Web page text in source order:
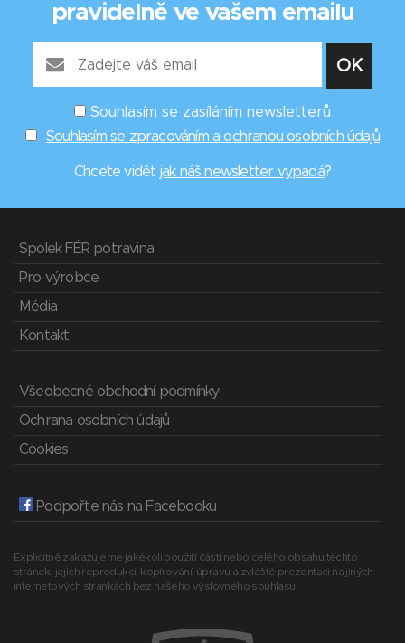
pravidelně ve vašem emailu
Souhlasím se zasíláním newsletterů
Souhlasím se zpracováním a ochranou osobních údajů
Chcete vidět jak náš newsletter vypadá?
Spolek FÉR potravina
Pro výrobce
Média
Kontakt
Všeobecné obchodní podmínky
Ochrana osobních údajů
Cookies
Podpořte nás na Facebooku
Explicitně zakazujeme jakékoli použití části nebo celého obsahu těchto
stránek, jejich reprodukci, kopírování, úpravu a zvláště prezentaci na jiných
internetových stránkách bez našeho výslovného souhlasu.